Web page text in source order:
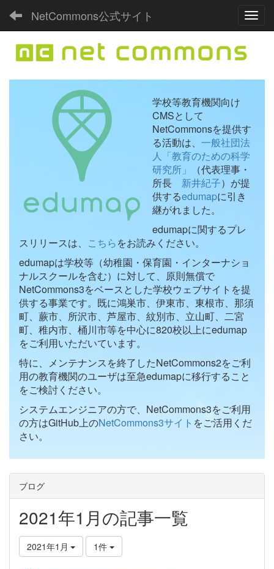
NetCommons公式サイト
学校等教育機関向け
CMSとして
NetCommonsを提供す
る活動は、 一般社団法
人「教育のための科学
研究所」
（代表理事・
所長 新井紀子）が提
供するedumapに引き
継がれました。
edumapに関するプレ
スリリースは、 こちらをお読みください。
edumapは学校等（幼稚園・保育園・インターナショ
ナルスクールを含む）に対して、原則無償で
NetCommons3をベースとした学校ウェブサイトを提
供する事業です。既に鴻巣市、伊東市、東根市、那須
町、蕨市、所沢市、芦屋市、紋別市、立山町、二宮
町、稚内市、桶川市等を中心に820校以上にedumap
をご利用いただいています。
特に、メンテナンスを終了したNetCommons2をご利
用の教育機関のユーザは至急edumapに移行すること
をご検討ください。
システムエンジニアの方で、NetCommons3をご利用
の方はGitHub上のNetCommons3サイト をご活用くだ
さい。
ブログ
2021年1月の記事一覧
2021年1月 1件